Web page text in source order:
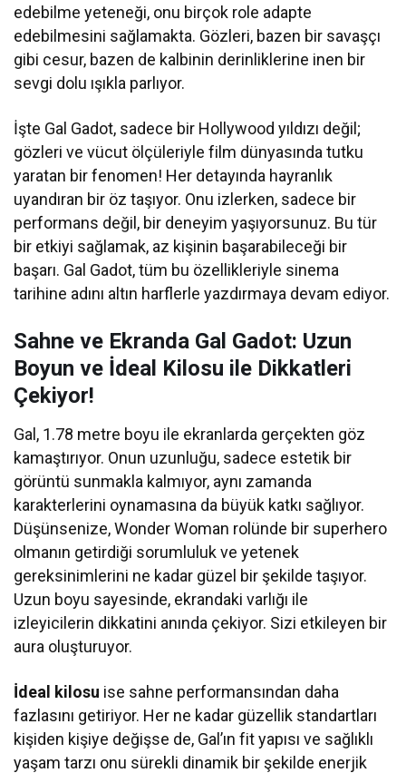
edebilme yeteneği, onu birçok role adapte
edebilmesini sağlamakta. Gözleri, bazen bir savaşçı
gibi cesur, bazen de kalbinin derinliklerine inen bir
sevgi dolu ışıkla parlıyor.
İşte Gal Gadot, sadece bir Hollywood yıldızı değil;
gözleri ve vücut ölçüleriyle film dünyasında tutku
yaratan bir fenomen! Her detayında hayranlık
uyandıran bir öz taşıyor. Onu izlerken, sadece bir
performans değil, bir deneyim yaşıyorsunuz. Bu tür
bir etkiyi sağlamak, az kişinin başarabileceği bir
başarı. Gal Gadot, tüm bu özellikleriyle sinema
tarihine adını altın harflerle yazdırmaya devam ediyor.
Sahne ve Ekranda Gal Gadot: Uzun
Boyun ve İdeal Kilosu ile Dikkatleri
Çekiyor!
Gal, 1.78 metre boyu ile ekranlarda gerçekten göz
kamaştırıyor. Onun uzunluğu, sadece estetik bir
görüntü sunmakla kalmıyor, aynı zamanda
karakterlerini oynamasına da büyük katkı sağlıyor.
Düşünsenize, Wonder Woman rolünde bir superhero
olmanın getirdiği sorumluluk ve yetenek
gereksinimlerini ne kadar güzel bir şekilde taşıyor.
Uzun boyu sayesinde, ekrandaki varlığı ile
izleyicilerin dikkatini anında çekiyor. Sizi etkileyen bir
aura oluşturuyor.
İdeal kilosu ise sahne performansından daha
fazlasını getiriyor. Her ne kadar güzellik standartları
kişiden kişiye değişse de, Gal’ın fit yapısı ve sağlıklı
yaşam tarzı onu sürekli dinamik bir şekilde enerjik